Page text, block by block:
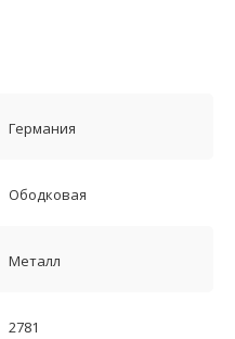
Германия
Ободковая
Металл
2781